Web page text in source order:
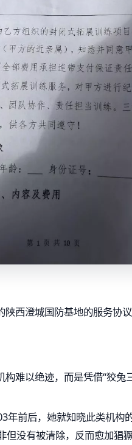
陕西澄城国防基地的服务协
难以绝迹，而是凭借“狡兔
年前后，她就知晓此类机构
但没有被清除，反而愈加猖